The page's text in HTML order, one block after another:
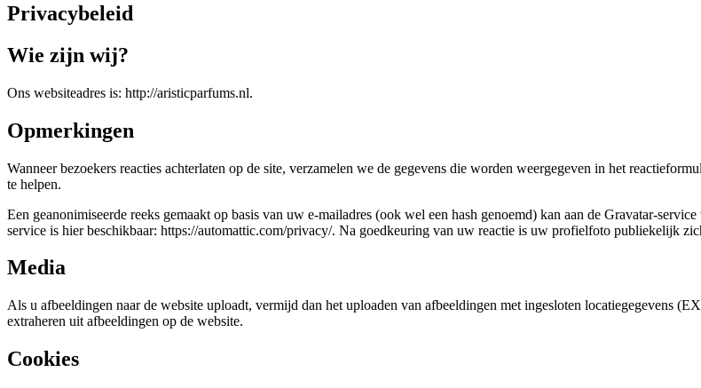
Privacybeleid
Wie zijn wij?
Ons websiteadres is: http://aristicparfums.nl.
Opmerkingen
Wanneer bezoekers reacties achterlaten op de site, verzamelen we de gegevens die worden weergegeven in het
te helpen.
Een geanonimiseerde reeks gemaakt op basis van uw e-mailadres (ook wel een hash genoemd) kan aan de Gravatar-
service is hier beschikbaar: https://automattic.com/privacy/. Na goedkeuring van uw reactie is uw profielfoto publiekelijk
Media
Als u afbeeldingen naar de website uploadt, vermijd dan het uploaden van afbeeldingen met ingesloten locatiegegevens
extraheren uit afbeeldingen op de website.
Cookies